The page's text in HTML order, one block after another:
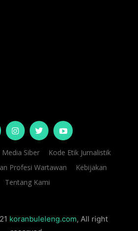
Siber
Kode Etik Jurnalistik
Profesi Wartawan
Kebijakan
Tentang Kami
koranbuleleng.com, All right